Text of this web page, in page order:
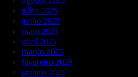
julho 2025
junho 2025
maio 2025
abril 2025
março 2025
fevereiro 2025
janeiro 2025